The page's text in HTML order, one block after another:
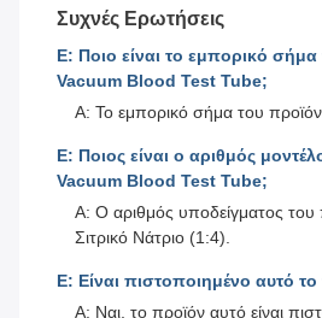
Συχνές Ερωτήσεις
Ε: Ποιο είναι το εμπορικό
Vacuum Blood Test Tube;
Α: Το εμπορικό σήμα του
Ε: Ποιος είναι ο αριθμός
Vacuum Blood Test Tube;
Α: Ο αριθμός υποδείγματος του
Σιτρικό Νάτριο (1:4).
Ε: Είναι πιστοποιημένο αυτό
Α: Ναι, το προϊόν αυτό είναι